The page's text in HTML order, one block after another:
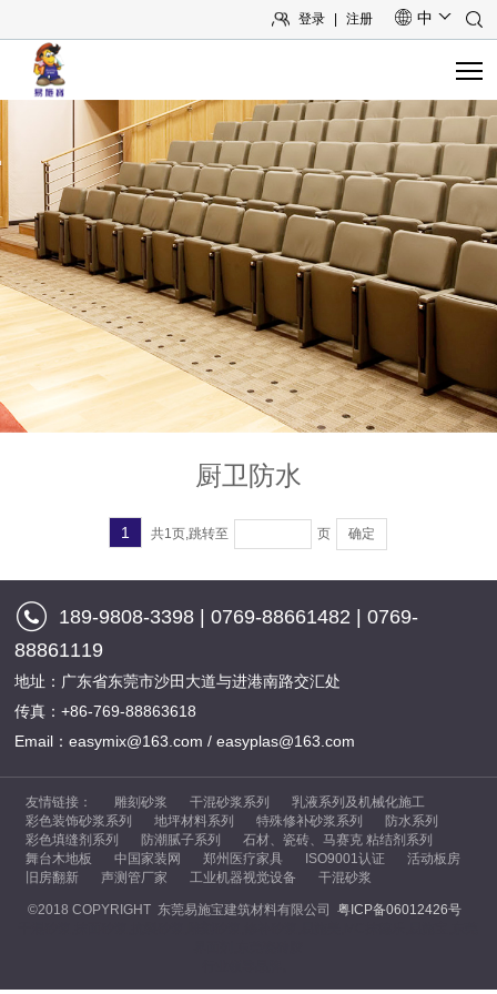
中
登录 注册
关于我们
产品中心
系统方案
工程案例
技术与服务
联系我们
厨卫防水
1 共1页,跳转至 页 确定
189-9808-3398 | 0769-88661482 | 0769-
88861119
地址：广东省东莞市沙田大道与进港南路交汇处
传真：+86-769-88863618
Email：easymix@163.com / easyplas@163.com
友情链接： 雕刻砂浆 干混砂浆系列
乳液系列及机械化施工
彩色装饰砂浆系列
地坪材料系列 特殊修补砂浆系列
防水系列
彩色填缝剂系列
防潮腻子系列
石材、瓷砖、马赛克 粘结剂系列
舞台木地板
中国家装网 郑州医疗家具 ISO9001认证
活动板房
旧房翻新
声测管厂家 工业机器视觉设备 干混砂浆
©2018 COPYRIGHT 东莞易施宝建筑材料有限公司粤ICP备06012426号